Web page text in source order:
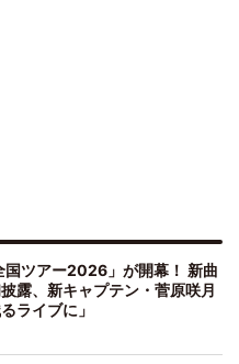
国ツアー2026」が開幕！ 新曲
露、新キャプテン・菅原咲月
ライブに」